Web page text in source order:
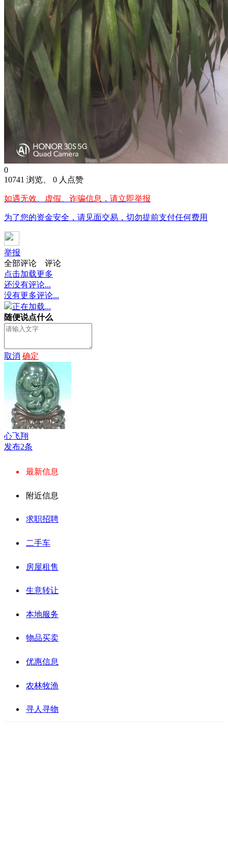
0
10741 浏览、 0 人点赞
如遇无效、虚假、诈骗信息，请立即举报
为了您的资金安全，请见面交易，切勿提前支付任何费用
举报
全部评论
评论
点击加载更多
还没有评论...
没有更多评论...
正在加载...
随便说点什么
取消 确定
心飞翔
发布2条
最新信息
附近信息
求职招聘
二手车
房屋租售
生意转让
本地服务
物品买卖
优惠信息
农林牧渔
寻人寻物